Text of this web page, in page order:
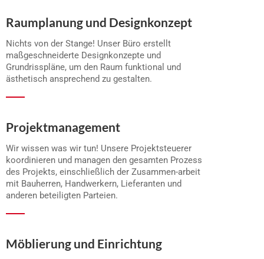
Raumplanung und Designkonzept
Nichts von der Stange! Unser Büro erstellt
maßgeschneiderte Designkonzepte und
Grundrisspläne, um den Raum funktional und
ästhetisch ansprechend zu gestalten.
Projektmanagement
Wir wissen was wir tun! Unsere Projektsteuerer
koordinieren und managen den gesamten Prozess
des Projekts, einschließlich der Zusammen-arbeit
mit Bauherren, Handwerkern, Lieferanten und
anderen beteiligten Parteien.
Möblierung und Einrichtung